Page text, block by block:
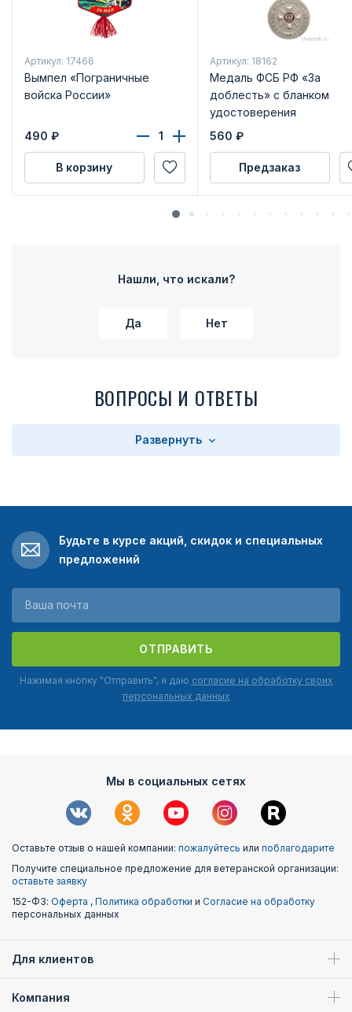
Артикул: 17466
Вымпел «Пограничные
войска России»
490 ₽
В корзину
Артикул: 18162
Медаль ФСБ РФ «За
доблесть» с бланком
удостоверения
560 ₽
Предзаказ
Нашли, что искали?
Да Нет
ВОПРОСЫ И ОТВЕТЫ
Развернуть
Будьте в курсе акций, скидок и специальных
предложений
ОТПРАВИТЬ
Нажимая кнопку "Отправить", я даю согласие на обработку своих
персональных данных
Мы в социальных сетях
Оставьте отзыв о нашей компании: пожалуйтесь или поблагодарите
Получите специальное предложение для ветеранской организации:
оставьте заявку
152-ФЗ: Оферта , Политика обработки и Согласие на обработку
персональных данных
Для клиентов
Компания